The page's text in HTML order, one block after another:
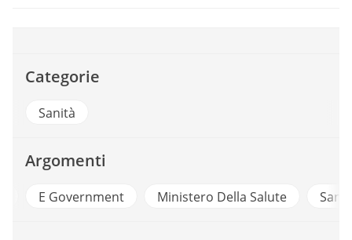
Categorie
Sanità
Argomenti
E Government Ministero Della Salute